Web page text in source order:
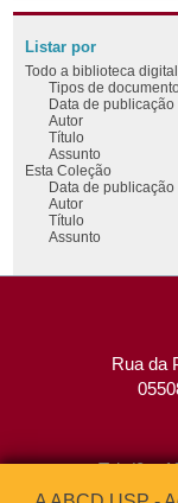
Listar por
Todo a biblioteca digital
Tipos de
Data de publicação
Autor
Título
Assunto
Esta Coleção
Data de publicação
Autor
Título
Assunto
Rua da
Tel: